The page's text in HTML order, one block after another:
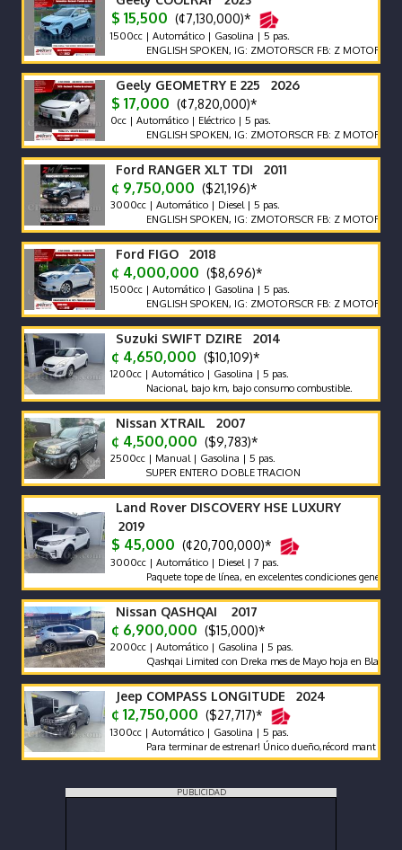
$ 15,500 (¢7,130,000)*
1500cc | Automático | Gasolina | 5 pas.
ENGLISH SPOKEN, IG: ZMOTORSCR FB: Z MOTORS.
Geely GEOMETRY E 225 2026
$ 17,000 (¢7,820,000)*
0cc | Automático | Eléctrico | 5 pas.
ENGLISH SPOKEN, IG: ZMOTORSCR FB: Z MOTORS.
Ford RANGER XLT TDI 2011
¢ 9,750,000 ($21,196)*
3000cc | Automático | Diesel | 5 pas.
ENGLISH SPOKEN, IG: ZMOTORSCR FB: Z MOTORS.
Ford FIGO 2018
¢ 4,000,000 ($8,696)*
1500cc | Automático | Gasolina | 5 pas.
ENGLISH SPOKEN, IG: ZMOTORSCR FB: Z MOTORS.
Suzuki SWIFT DZIRE 2014
¢ 4,650,000 ($10,109)*
1200cc | Automático | Gasolina | 5 pas.
Nacional, bajo km, bajo consumo combustible.
Nissan XTRAIL 2007
¢ 4,500,000 ($9,783)*
2500cc | Manual | Gasolina | 5 pas.
SUPER ENTERO DOBLE TRACION
Land Rover DISCOVERY HSE LUXURY
2019
$ 45,000 (¢20,700,000)*
3000cc | Automático | Diesel | 7 pas.
Paquete tope de línea, en excelentes condiciones generales.
Nissan QASHQAI 2017
¢ 6,900,000 ($15,000)*
2000cc | Automático | Gasolina | 5 pas.
Qashqai Limited con Dreka mes de Mayo hoja en Blanco
Jeep COMPASS LONGITUDE 2024
¢ 12,750,000 ($27,717)*
1300cc | Automático | Gasolina | 5 pas.
Para terminar de estrenar! Único dueño,récord mant
PUBLICIDAD